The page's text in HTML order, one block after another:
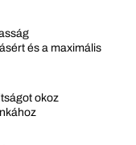
és a maximális
okoz